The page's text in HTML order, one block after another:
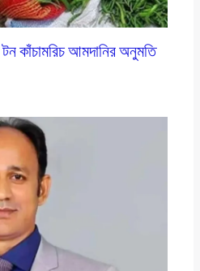
কাঁচামরিচ আমদানির অনুমতি